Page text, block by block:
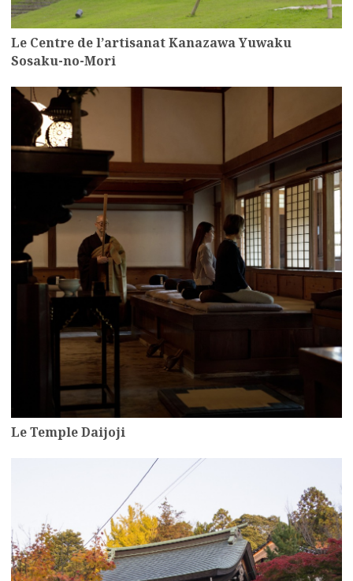
Le Centre de l’artisanat Kanazawa Yuwaku
Sosaku-no-Mori
Le Temple Daijoji
more